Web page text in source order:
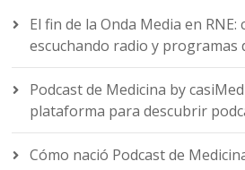
El fin de la Onda Media en
escuchando radio y programas
Podcast de Medicina by
plataforma para descubrir
Cómo nació Podcast de